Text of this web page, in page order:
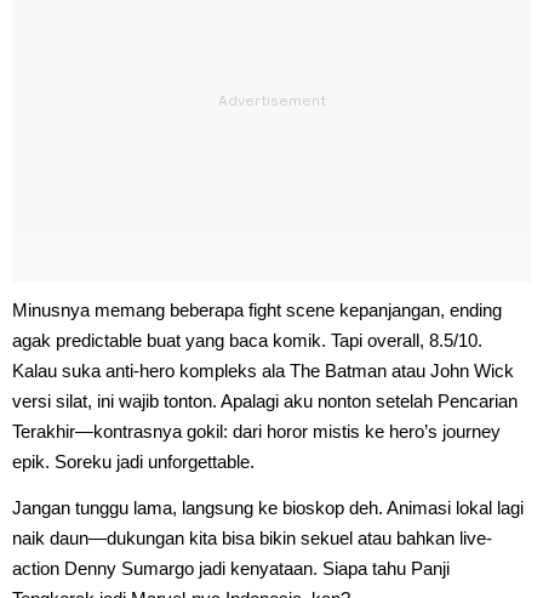
Minusnya memang beberapa fight scene kepanjangan, ending
agak predictable buat yang baca komik. Tapi overall, 8.5/10.
Kalau suka anti-hero kompleks ala The Batman atau John Wick
versi silat, ini wajib tonton. Apalagi aku nonton setelah Pencarian
Terakhir—kontrasnya gokil: dari horor mistis ke hero’s journey
epik. Soreku jadi unforgettable.
Jangan tunggu lama, langsung ke bioskop deh. Animasi lokal lagi
naik daun—dukungan kita bisa bikin sekuel atau bahkan live-
action Denny Sumargo jadi kenyataan. Siapa tahu Panji